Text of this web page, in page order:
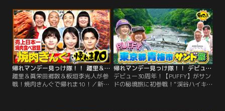
ウィッチマン】が、およそ半年ぶり
に集結！ 【King ＆ Prince・高橋海
人】を迎え、絶品グルメを探す旅
へ！
ーンで帰れま10特別編 【うま辛料理
のオンパレード！名古屋のソウルフ
ード『味仙』】 【味噌好き県民の胃
袋を鷲掴み！『みそかつ 矢場と
ん』】…。
帰れマンデー見っけ隊！！ 趣里＆眞栄田郷敦＆板垣李光人が参戦！焼肉きんぐで帰れま10！（2026/07/13放送分）
趣里＆眞栄田郷敦＆板垣李光人が参
戦！焼肉きんぐで帰れま10！／新ド
帰れマンデー見っけ隊！！ デビュー30周年！【PUFFY】がサンドの秘境旅に初参戦！“渓谷ハイキング”で人気！東京・青梅で絶品グルメ探しの旅！（2026/07/13放送分）
デビュー30周年！【PUFFY】がサン
ドの秘境旅に初参戦！“渓谷ハイキ